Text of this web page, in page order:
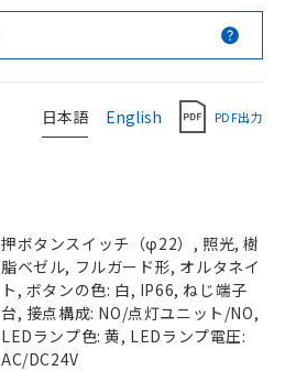
日本語 English PDF出力
押ボタンスイッチ（φ22）, 照光, 樹
脂ベゼル, フルガード形, オルタネイ
ト, ボタンの色: 白, IP66, ねじ端子
台, 接点構成: NO/点灯ユニット/NO,
LEDランプ色: 黄, LEDランプ電圧:
AC/DC24V